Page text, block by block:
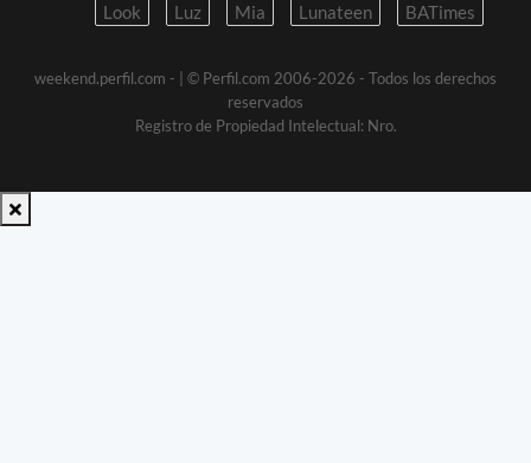
Look
Luz Mia Lunateen BATimes
weekend.perfil.com -
| © Perfil.com 2006-2026 - Todos los derechos
reservados
Registro de Propiedad Intelectual: Nro.